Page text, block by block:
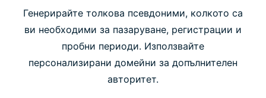
Генерирайте толкова псевдоними, колкото са
ви необходими за пазаруване, регистрации и
пробни периоди. Използвайте
персонализирани домейни за допълнителен
авторитет.